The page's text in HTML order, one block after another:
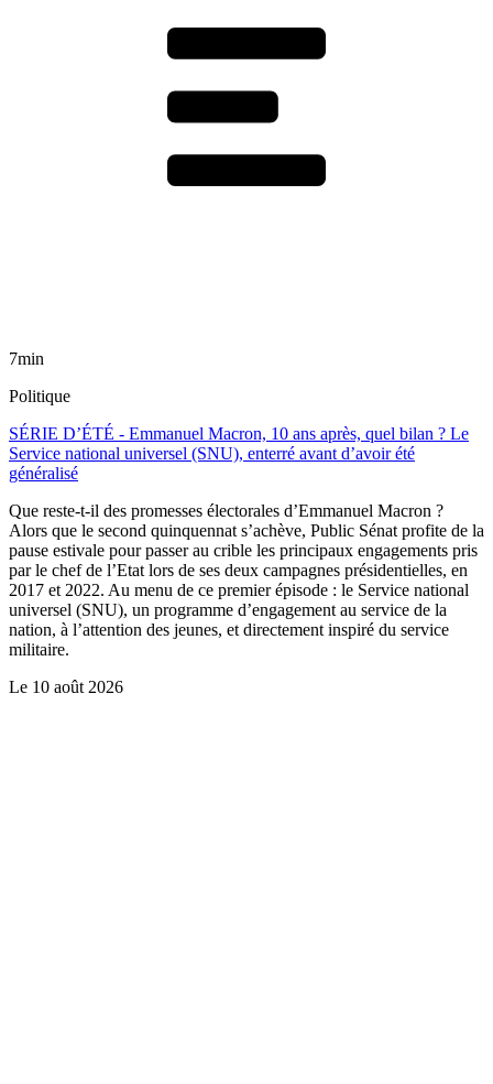
7min
Politique
SÉRIE D’ÉTÉ - Emmanuel Macron, 10 ans après, quel bilan ? Le
Service national universel (SNU), enterré avant d’avoir été
généralisé
Que reste-t-il des promesses électorales d’Emmanuel Macron ?
Alors que le second quinquennat s’achève, Public Sénat profite de la
pause estivale pour passer au crible les principaux engagements pris
par le chef de l’Etat lors de ses deux campagnes présidentielles, en
2017 et 2022. Au menu de ce premier épisode : le Service national
universel (SNU), un programme d’engagement au service de la
nation, à l’attention des jeunes, et directement inspiré du service
militaire.
Le 10 août 2026